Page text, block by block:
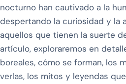
nocturno han cautivado a la
despertando la curiosidad y la
aquellos que tienen la suerte
artículo, exploraremos en
boreales, cómo se forman, los
verlas, los mitos y leyendas